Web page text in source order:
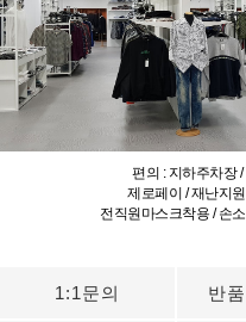
편의 : 지하주차장
제로페이 / 재난지
전직원마스크착용 / 손
1:1문의 반